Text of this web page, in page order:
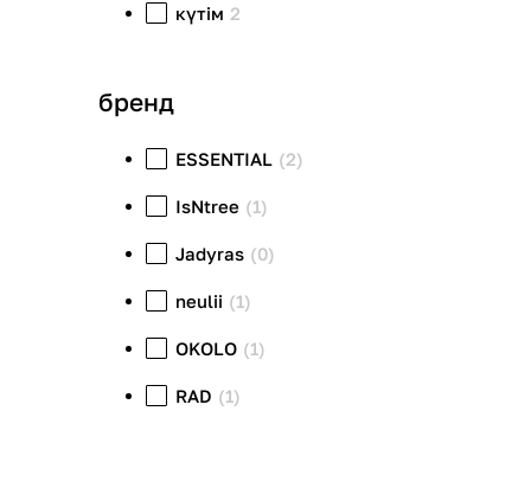
күтім 2
бренд
ESSENTIAL (2)
IsNtree (1)
Jadyras (0)
neulii (1)
OKOLO (1)
RAD (1)